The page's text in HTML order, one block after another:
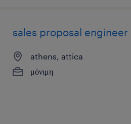
sales proposal engineer
athens, attica
μόνιμη